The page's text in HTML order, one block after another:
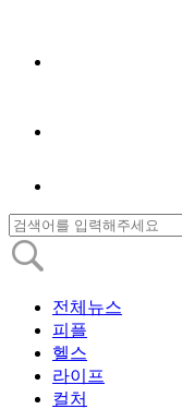
전체뉴스
피플
헬스
라이프
컬처